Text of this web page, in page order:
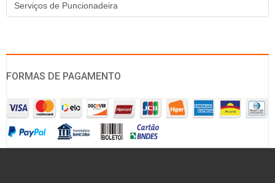
Serviços de Puncionadeira
FORMAS DE PAGAMENTO